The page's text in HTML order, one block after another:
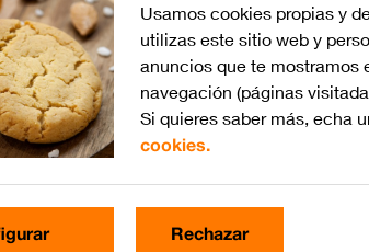
Usamos cookies propias y
utilizas este sitio web y
anuncios que te mostramos
navegación (páginas
Si quieres saber más, echa
cookies.
Rechazar